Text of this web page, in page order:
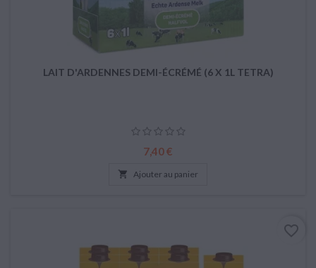
LAIT D'ARDENNES DEMI-ÉCRÉMÉ (6 X 1L TETRA)
Prix
7,40 €
 Ajouter au panier
favorite_border